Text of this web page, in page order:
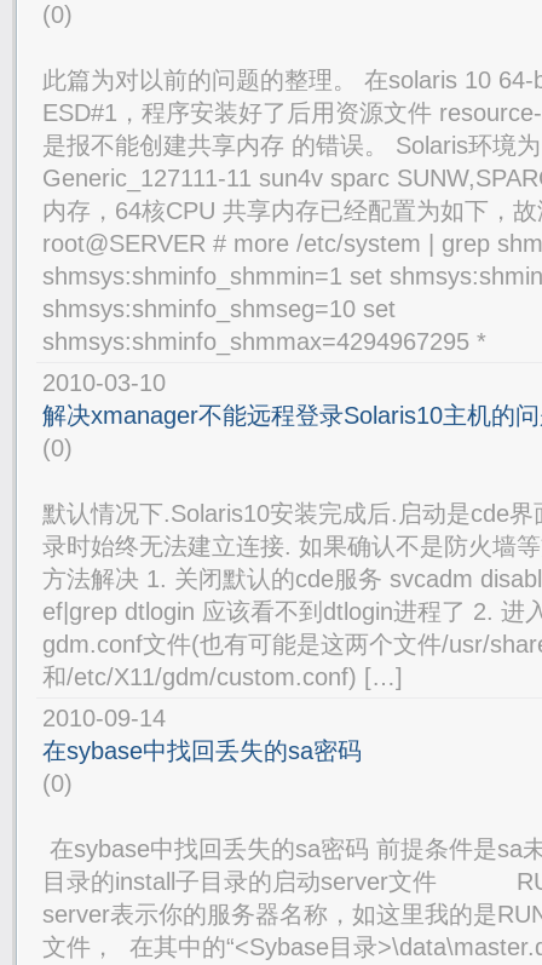
(0)
此篇为对以前的问题的整理。 在solaris 10
ESD#1，程序安装好了后用资源文件
是报不能创建共享内存 的错误。 Solaris环境
Generic_127111-11 sun4v sparc
内存，64核CPU 共享内存已经配置为如下，
root@SERVER # more /etc/system | grep
shmsys:shminfo_shmmin=1 set
shmsys:shminfo_shmseg=10 set
2010-03-10
解决xmanager不能远程登录Solaris10主机的
(0)
默认情况下.Solaris10安装完成后.启动是cde
录时始终无法建立连接. 如果确认不是防火墙
方法解决 1. 关闭默认的cde服务 svcadm
ef|grep dtlogin 应该看不到dtlogin进程了 2. 进
gdm.conf文件(也有可能是这两个文件/usr/
和/etc/X11/gdm/custom.conf) […]
2010-09-14
在sybase中找回丢失的sa密码
(0)
在sybase中找回丢失的sa密码 前提条件是
目录的install子目录的启动server文件
server表示你的服务器名称，如这里我的是
文件， 在其中的“<Sybase目录